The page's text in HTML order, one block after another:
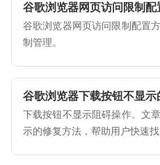
谷歌浏览器网页访问限制配
谷歌浏览器网页访问限制配置
制管理。
谷歌浏览器下载按钮不显示
下载按钮不显示阻碍操作。文
示的修复方法，帮助用户快速找